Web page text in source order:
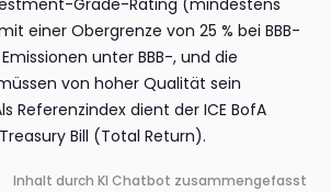
Grade-Rating (mindestens
einer Obergrenze von 25 % bei BBB-
unter BBB-, und die
von hoher Qualität sein
Referenzindex dient der ICE BofA
Bill (Total Return).
Inhalt durch KI Chatbot zusammengefasst